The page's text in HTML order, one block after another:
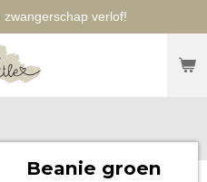
verlof!
Beanie groen